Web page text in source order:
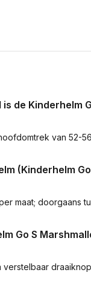
de Kinderhelm
van 52-
(Kinderhelm
maat; doorgaans
Go S